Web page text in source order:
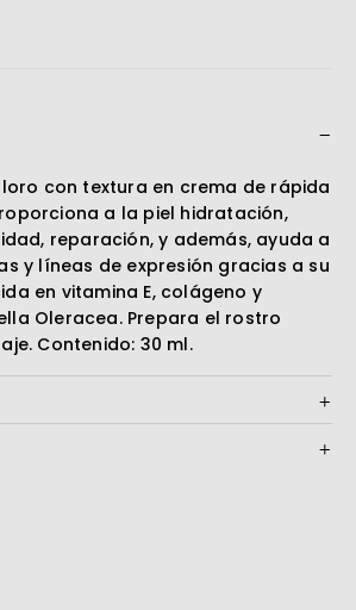
con textura en crema de rápida
a la piel hidratación,
reparación, y además, ayuda a
y líneas de expresión gracias a su
en vitamina E, colágeno y
Oleracea. Prepara el rostro
Contenido: 30 ml.